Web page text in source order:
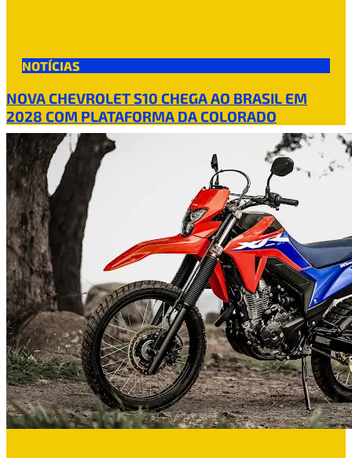
NOTÍCIAS
NOVA CHEVROLET S10 CHEGA AO BRASIL EM
2028 COM PLATAFORMA DA COLORADO